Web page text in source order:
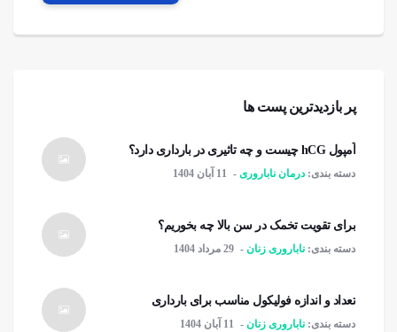
پر بازدیدترین پست ها
آمپول hCG چیست و چه تاثیری در بارداری دارد؟
دسته بندی: درمان ناباروری 11 آبان 1404
برای تقویت تخمک در سن بالا چه بخوریم؟
دسته بندی: ناباروری زنان 29 مرداد 1404
تعداد و اندازه فولیکول مناسب برای بارداری
دسته بندی: ناباروری زنان 11 آبان 1404